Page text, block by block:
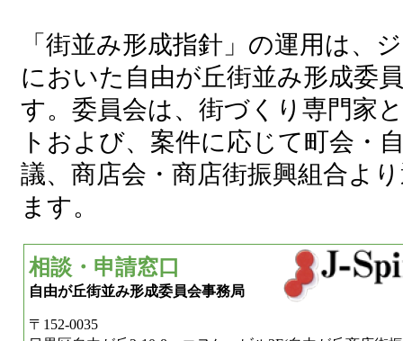
「街並み形成指針」の運用は、
においた自由が丘街並み形成委
す。委員会は、街づくり専門家
トおよび、案件に応じて町会・
議、商店会・商店街振興組合よ
ます。
相談・申請窓口
自由が丘街並み形成委員会事務局
〒152-0035